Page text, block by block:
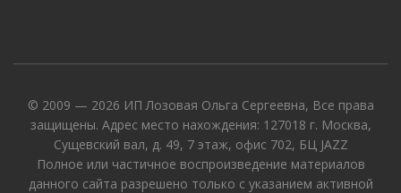
© 2009 — 2026 ИП Лозовая Ольга Сергеевна, Все права
защищены. Адрес место нахождения: 127018 г. Москва,
Сущевский вал, д. 49, 7 этаж, офис 702, БЦ JAZZ
Полное или частичное воспроизведение материалов
данного сайта разрешено только с указанием активной